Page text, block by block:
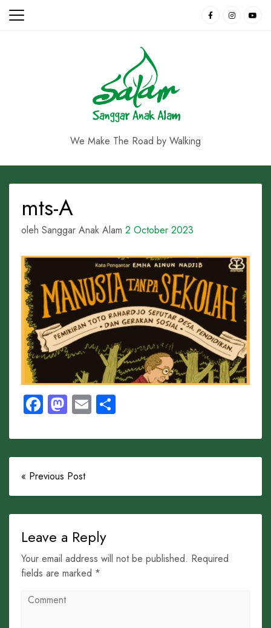
Skip
We Make The Road by Walking
mts-A
oleh Sanggar Anak Alam 2 October 2023
Facebook
Mastodon
Email
« Previous Post
Leave a Reply
Your email address will not be published. Required
fields are marked *